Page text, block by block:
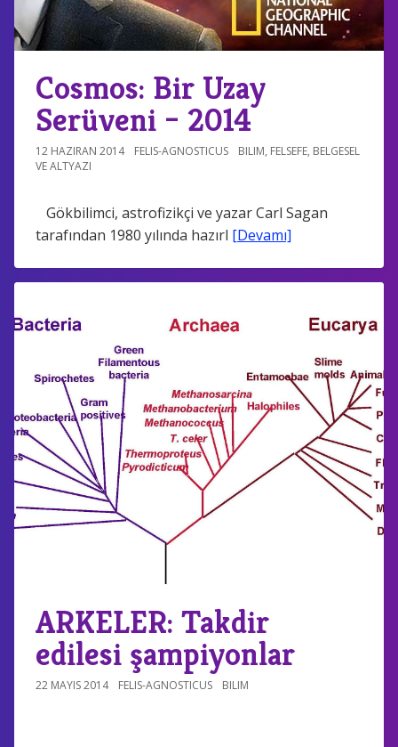
Cosmos: Bir Uzay
Serüveni – 2014
12 HAZIRAN 2014 FELIS-AGNOSTICUS BILIM, FELSEFE, BELGESEL
VE ALTYAZI
Gökbilimci, astrofizikçi ve yazar Carl Sagan
tarafından 1980 yılında hazırl [Devamı]
ARKELER: Takdir
edilesi şampiyonlar
22 MAYIS 2014 FELIS-AGNOSTICUS BILIM